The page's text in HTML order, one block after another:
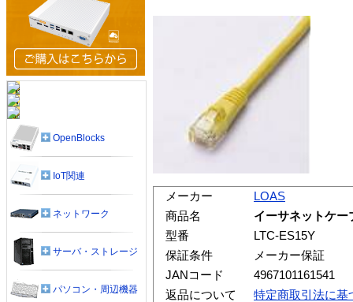
メーカー
LOAS
商品名
イーサネットケー
型番
LTC-ES15Y
保証条件
メーカー保証
JANコード
4967101161541
返品について
特定商取引法に基
OpenBlocks
IoT関連
ネットワーク
サーバ・ストレージ
パソコン・周辺機器